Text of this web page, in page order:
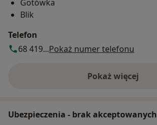
Gotówka
Blik
Telefon
68 419...Pokaż numer telefonu
Pokaż więcej
o adresie
Ubezpieczenia - brak akceptowanych